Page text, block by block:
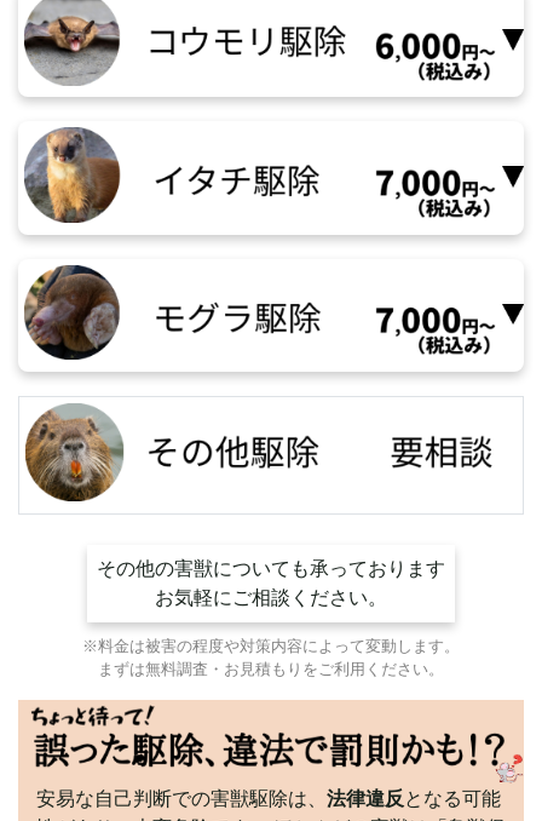
その他の害獣についても承っております
お気軽にご相談ください。
※料金は被害の程度や対策内容によって変動します。
まずは無料調査・お見積もりをご利用ください。
安易な自己判断での害獣駆除は、 法律違反 となる可能